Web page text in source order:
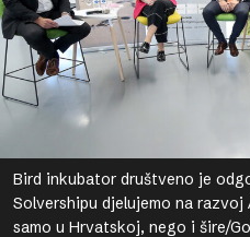
Bird inkubator društveno je
Solvershipu djelujemo na
samo u Hrvatskoj, nego i šire/